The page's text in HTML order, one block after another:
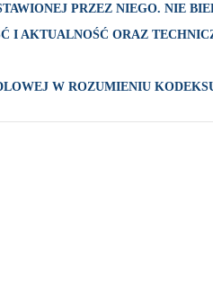
PRZEZ NIEGO. NIE
I AKTUALNOŚĆ ORAZ
W ROZUMIENIU